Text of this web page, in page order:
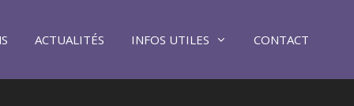
ACTUALITÉS INFOS UTILES CONTACT